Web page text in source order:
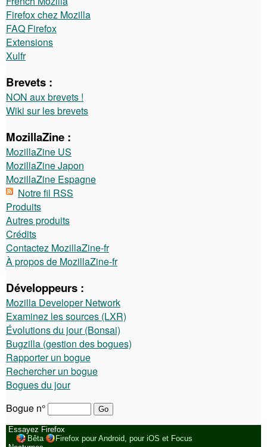
Firefox chez Mozilla
FAQ Firefox
Extensions
Xulfr
Brevets :
NON aux brevets !
Wiki sur les brevets
MozillaZine :
MozillaZine US
MozillaZine Japon
MozillaZine Espagne
Notre fil RSS
Produits
Autres produits
Crédits
Contactez MozillaZine-fr
À propos de MozillaZine-fr
Développeurs :
Mozilla Developer Network
Examinez les sources (LXR)
Évolutions du jour (Bonsai)
Bugzilla (gestion des bogues)
Rapporter un bogue
Rechercher un bogue
Bogues du jour
Bogue n°
Essayez Firefox
Bêta
Firefox pour Android, pour iOS et Focus